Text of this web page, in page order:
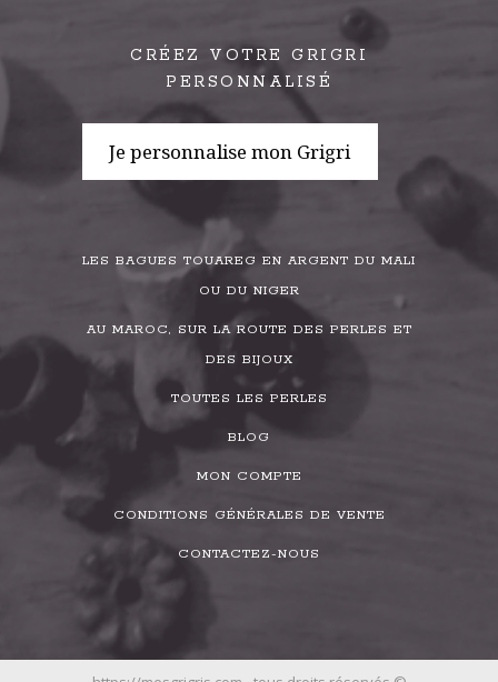
CRÉEZ VOTRE GRIGRI
PERSONNALISÉ
Je personnalise mon Grigri
LES BAGUES TOUAREG EN ARGENT DU MALI
OU DU NIGER
AU MAROC, SUR LA ROUTE DES PERLES ET
DES BIJOUX
TOUTES LES PERLES
BLOG
MON COMPTE
CONDITIONS GÉNÉRALES DE VENTE
CONTACTEZ-NOUS